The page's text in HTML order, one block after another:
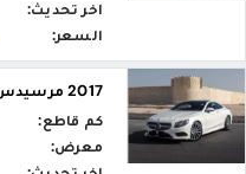
اخر تحديث:
السعر:
2017 مرسيدس بنز الفئه S 550
كم قاطع:
معرض: